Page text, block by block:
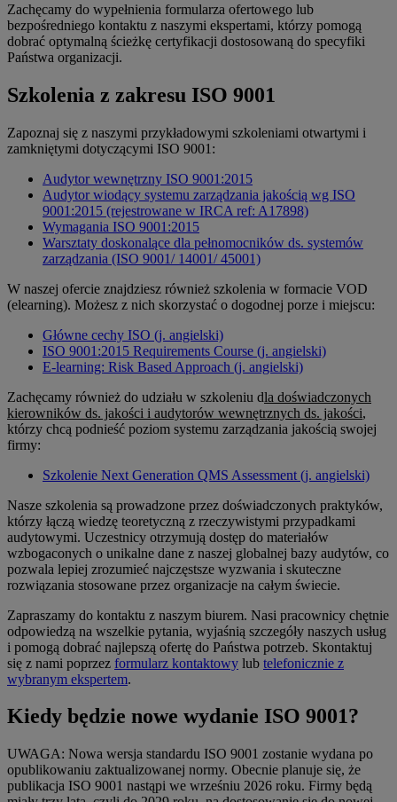
Zachęcamy do wypełnienia formularza ofertowego lub
bezpośredniego kontaktu z naszymi ekspertami, którzy pomogą
dobrać optymalną ścieżkę certyfikacji dostosowaną do specyfiki
Państwa organizacji.
Szkolenia z zakresu ISO 9001
Zapoznaj się z naszymi przykładowymi szkoleniami otwartymi i
zamkniętymi dotyczącymi ISO 9001:
Audytor wewnętrzny ISO 9001:2015
Audytor wiodący systemu zarządzania jakością wg ISO
9001:2015 (rejestrowane w IRCA ref: A17898)
Wymagania ISO 9001:2015
Warsztaty doskonalące dla pełnomocników ds. systemów
zarządzania (ISO 9001/ 14001/ 45001)
W naszej ofercie znajdziesz również szkolenia w formacie VOD
(elearning). Możesz z nich skorzystać o dogodnej porze i miejscu:
Główne cechy ISO (j. angielski)
ISO 9001:2015 Requirements Course (j. angielski)
E-learning: Risk Based Approach (j. angielski)
Zachęcamy również do udziału w szkoleniu dla doświadczonych
kierowników ds. jakości i audytorów wewnętrznych ds. jakości,
którzy chcą podnieść poziom systemu zarządzania jakością swojej
firmy:
Szkolenie Next Generation QMS Assessment (j. angielski)
Nasze szkolenia są prowadzone przez doświadczonych praktyków,
którzy łączą wiedzę teoretyczną z rzeczywistymi przypadkami
audytowymi. Uczestnicy otrzymują dostęp do materiałów
wzbogaconych o unikalne dane z naszej globalnej bazy audytów, co
pozwala lepiej zrozumieć najczęstsze wyzwania i skuteczne
rozwiązania stosowane przez organizacje na całym świecie.
Zapraszamy do kontaktu z naszym biurem. Nasi pracownicy chętnie
odpowiedzą na wszelkie pytania, wyjaśnią szczegóły naszych usług
i pomogą dobrać najlepszą ofertę do Państwa potrzeb. Skontaktuj
się z nami poprzez formularz kontaktowy lub telefonicznie z
wybranym ekspertem.
Kiedy będzie nowe wydanie ISO 9001?
UWAGA: Nowa wersja standardu ISO 9001 zostanie wydana po
opublikowaniu zaktualizowanej normy. Obecnie planuje się, że
publikacja ISO 9001 nastąpi we wrześniu 2026 roku. Firmy będą